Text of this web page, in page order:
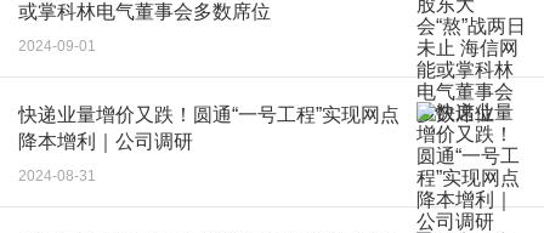
或掌科林电气董事会多数席位
2024-09-01
快递业量增价又跌！圆通“一号工程”实现网点
降本增利｜公司调研
2024-08-31